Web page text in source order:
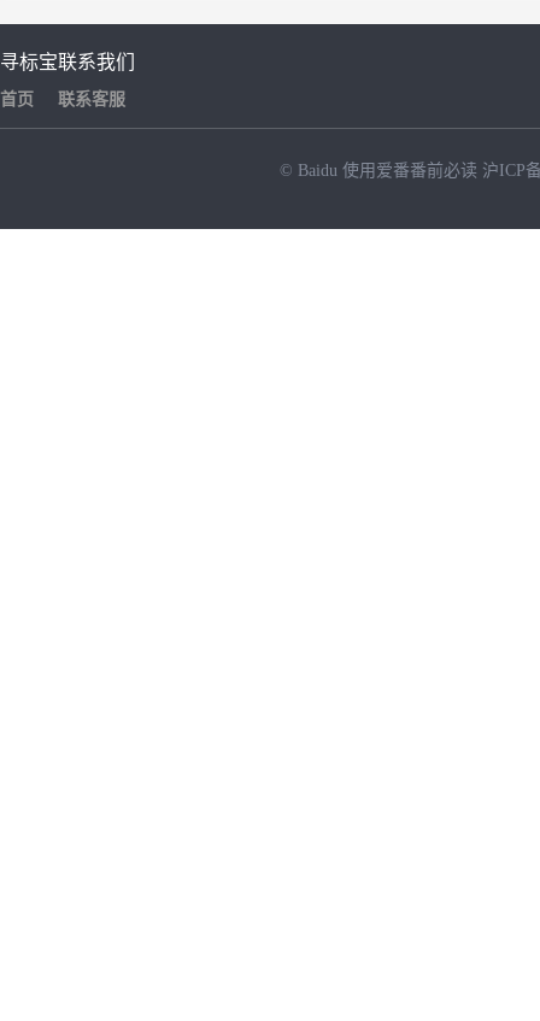
寻标宝
首页
联系我们
联系客服
© Baidu 使用爱番番前必读 沪ICP